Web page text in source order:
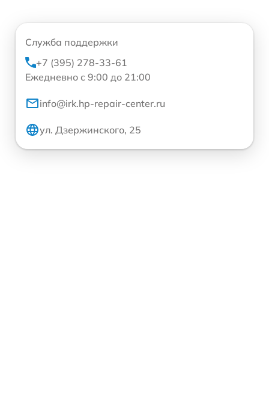
Служба поддержки
+7 (395) 278-33-61
Ежедневно с 9:00 до 21:00
info@irk.hp-repair-center.ru
ул. Дзержинского, 25